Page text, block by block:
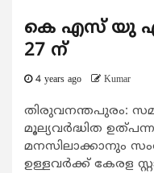
കെ എസ് യു എം
27 ന്
4 years ago Kumar
തിരുവനന്തപുരം:
മൂല്യവര്‍ദ്ധിത
മനസിലാക്കാനും
ഉള്ളവര്‍ക്ക് കേരള